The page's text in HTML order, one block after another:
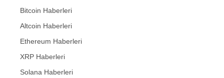
Bitcoin Haberleri
Altcoin Haberleri
Ethereum Haberleri
XRP Haberleri
Solana Haberleri